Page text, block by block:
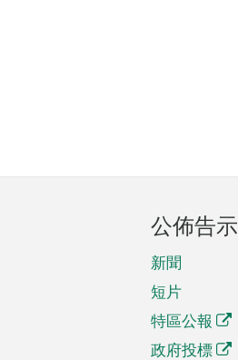
公佈告示
新聞
短片
特區公報
政府投標